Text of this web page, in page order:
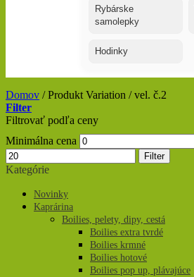
Rybárske
samolepky
Hodinky
Domov /Produkt Variation /vel. č.2
Filter
Filtrovať podľa ceny
Minimálna cena
Filter
Kategórie
Novinky
Kaprárina
Boilies, pelety, dipy, cestá
Boilies extra tvrdé
Boilies krmné
Boilies hotové
Boilies pop up, plávajúce